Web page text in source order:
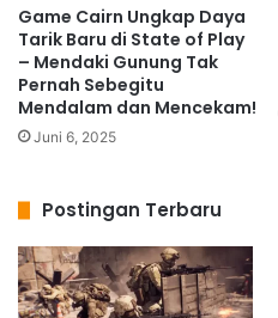
Game Cairn Ungkap Daya
Tarik Baru di State of Play
– Mendaki Gunung Tak
Pernah Sebegitu
Mendalam dan Mencekam!
Juni 6, 2025
Postingan Terbaru